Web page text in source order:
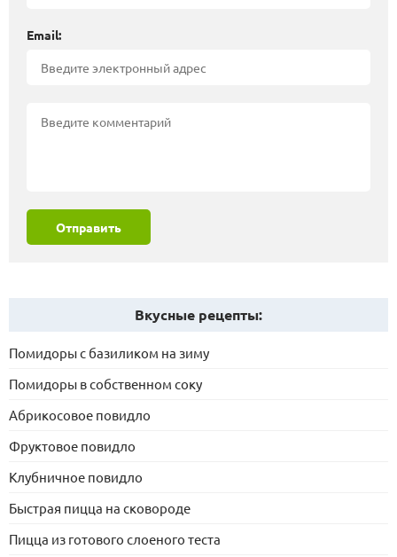
Email:
Отправить
Вкусные рецепты:
Помидоры с базиликом на зиму
Помидоры в собственном соку
Абрикосовое повидло
Фруктовое повидло
Клубничное повидло
Быстрая пицца на сковороде
Пицца из готового слоеного теста